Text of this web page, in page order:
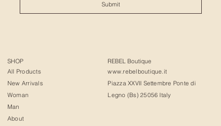
Submit
SHOP
All Products
New Arrivals
Woman
Man
About
REBEL Boutique
www.rebelboutique.it
Piazza XXVII Settembre Ponte di
Legno (Bs) 25056 Italy